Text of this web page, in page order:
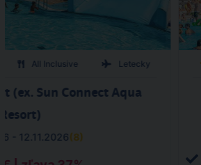
All Inclusive Letecky
(ex. Sun Connect Aqua
Resort)
- 12.11.2026(8)